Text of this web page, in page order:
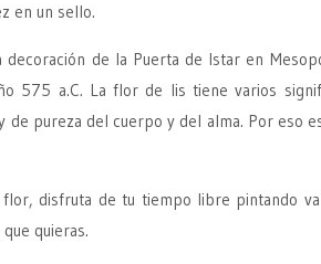
en un sello.
de la Puerta de Istar en
575 a.C. La flor de lis tiene varios
pureza del cuerpo y del alma. Por eso
disfruta de tu tiempo libre pintando
quieras.